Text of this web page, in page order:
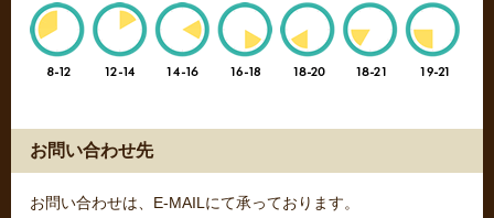
お問い合わせ先
お問い合わせは、E-MAILにて承っております。